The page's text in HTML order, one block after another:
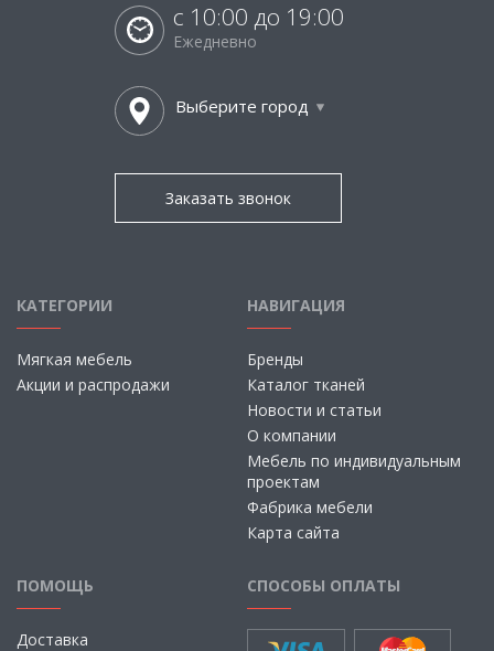
с 10:00 до 19:00
Ежедневно
Выберите город
Заказать звонок
КАТЕГОРИИ
Мягкая мебель
Акции и распродажи
НАВИГАЦИЯ
Бренды
Каталог тканей
Новости и статьи
О компании
Мебель по индивидуальным
проектам
Фабрика мебели
Карта сайта
ПОМОЩЬ
Доставка
СПОСОБЫ ОПЛАТЫ